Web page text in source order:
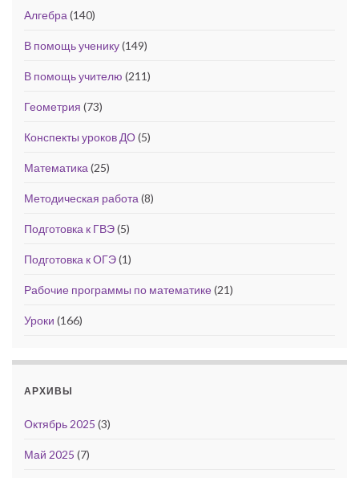
Алгебра (140)
В помощь ученику(149)
В помощь учителю (211)
Геометрия (73)
Конспекты уроков ДО(5)
Математика (25)
Методическая работа (8)
Подготовка к ГВЭ(5)
Подготовка к ОГЭ(1)
Рабочие программы по математике(21)
Уроки (166)
АРХИВЫ
Октябрь 2025 (3)
Май 2025 (7)